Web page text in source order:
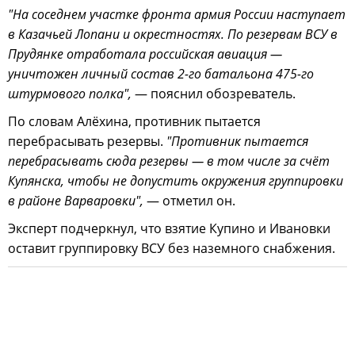
"На соседнем участке фронта армия России наступает
в Казачьей Лопани и окрестностях. По резервам ВСУ в
Прудянке отработала российская авиация —
уничтожен личный состав 2-го батальона 475-го
штурмового полка", — пояснил обозреватель.
По словам Алёхина, противник пытается
перебрасывать резервы. "Противник пытается
перебрасывать сюда резервы — в том числе за счёт
Купянска, чтобы не допустить окружения группировки
в районе Варваровки", — отметил он.
Эксперт подчеркнул, что взятие Купино и Ивановки
оставит группировку ВСУ без наземного снабжения.